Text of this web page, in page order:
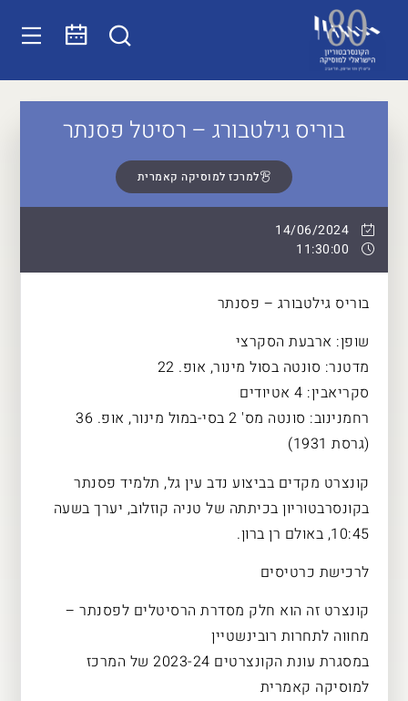
בוריס גילטבורג – רסיטל פסנתר
למרכז למוסיקה קאמרית
14/06/2024
11:30:00
בוריס גילטבורג – פסנתר
שופן: ארבעת הסקרצי
מדטנר: סונטה בסול מינור, אופ. 22
סקריאבין: 4 אטיודים
רחמנינוב: סונטה מס' 2 בסי-במול מינור, אופ. 36
(גרסת 1931)
קונצרט מקדים בביצוע נדב עין גל, תלמיד פסנתר
בקונסרבטוריון בכיתתה של טניה קוזלוב, יערך בשעה
10:45, באולם רן ברון.
לרכישת כרטיסים
קונצרט זה הוא חלק מסדרת הרסיטלים לפסנתר –
מחווה לתחרות רובינשטיין
במסגרת עונת הקונצרטים 2023-24 של המרכז
למוסיקה קאמרית